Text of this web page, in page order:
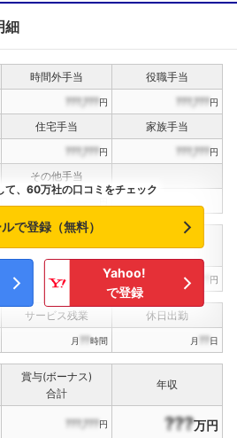
細
時間外手当
役職手当
???,???円 ???,???円
住宅手当
家族手当
???,???円 ???,???円
その他手当
インセンティブ賞与
決算賞与
???,??? 円 ???,??? 円
サービス残業 休日出勤
月 ??時間 月 ??日
賞与(ボーナス)
合計
年収
???,???円 ???万円
て、60万社の口コミをチェック
で登録（無料）
Yahoo!
で登録